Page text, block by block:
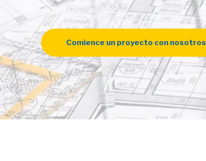
Comience un proyecto con nosotros